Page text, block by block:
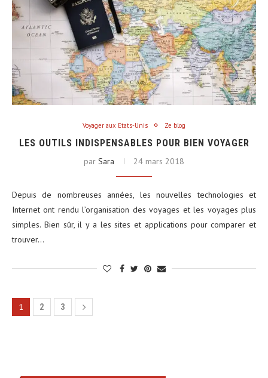
Voyager aux Etats-Unis Ze blog
LES OUTILS INDISPENSABLES POUR BIEN VOYAGER
par Sara 24 mars 2018
Depuis de nombreuses années, les nouvelles technologies et
Internet ont rendu l’organisation des voyages et les voyages plus
simples. Bien sûr, il y a les sites et applications pour comparer et
trouver…
1 2 3